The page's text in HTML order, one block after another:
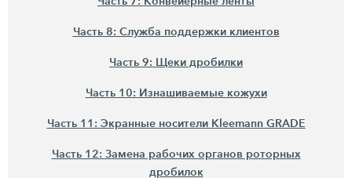
Часть 8: Служба поддержки клиентов
Часть 9: Щеки дробилки
Часть 10: Изнашиваемые кожухи
Часть 11: Экранные носители Kleemann GRADE
Часть 12: Замена рабочих органов роторных
дробилок